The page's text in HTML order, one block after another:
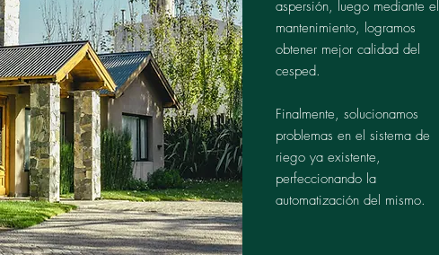
aspersión, luego mediante el
mantenimiento, logramos
obtener mejor calidad del
cesped.
Finalmente, solucionamos
problemas en el sistema de
riego ya existente,
perfeccionando la
automatización del mismo.